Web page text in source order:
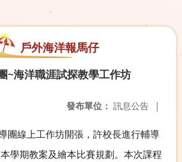
戶外海洋報馬仔
~海洋職涯試探教學工作坊
發布單位： 訊息公告 |
線上工作坊開張，許校長進行輔導
學期教案及繪本比賽規劃。本次課程